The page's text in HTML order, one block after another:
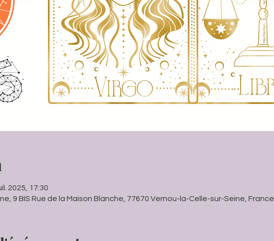
2025, 17:30
9 BIS Rue de la Maison Blanche, 77670 Vernou-la-Celle-sur-Seine, France